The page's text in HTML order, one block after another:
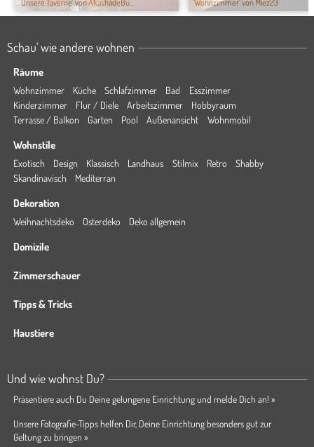
'Unsere Taverne' von AkashadeBu... 'Wohnzimmer' von Miez23
Schau' wie andere wohnen
Räume
Wohnzimmer Küche Schlafzimmer Bad
Esszimmer
Kinderzimmer
Flur / Diele Arbeitszimmer
Hobbyraum
Terrasse / Balkon
Garten Pool Außenansicht Wohnmobil
Wohnstile
Exotisch Design Klassisch Landhaus Stilmix Retro
Shabby
Skandinavisch
Mediterran
Dekoration
Weihnachtsdeko Osterdeko Deko allgemein
Domizile
Zimmerschauer
Tipps & Tricks
Haustiere
Und wie wohnst Du?
Präsentiere auch Du Deine gelungene Einrichtung und melde Dich an! »
Unsere Fotografie-Tipps helfen Dir, Deine Einrichtung besonders gut zur
Geltung zu bringen »